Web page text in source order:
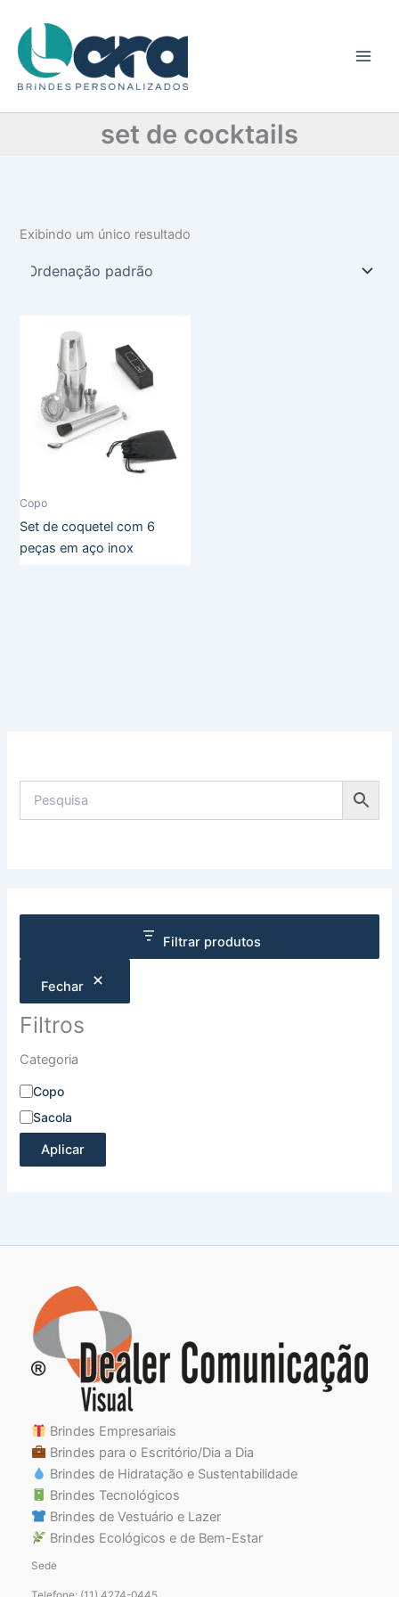
para
conteúdo
set de cocktails
Filtrar produtos
Fechar
Filtros
Categoria
t
e
r
Copo
Sacola
Aplicar
Exibindo um único resultado
Copo
Set de coquetel com 6
peças em aço inox
Brindes Empresariais
Brindes para o Escritório/Dia a Dia
Brindes de Hidratação e Sustentabilidade
Brindes Tecnológicos
Brindes de Vestuário e Lazer
Brindes Ecológicos e de Bem-Estar
Sede